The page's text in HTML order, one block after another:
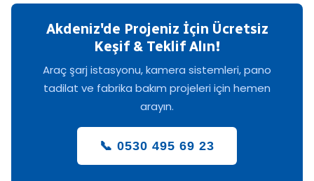
Akdeniz'de Projeniz İçin Ücretsiz
Keşif & Teklif Alın!
Araç şarj istasyonu, kamera sistemleri, pano
tadilat ve fabrika bakım projeleri için hemen
arayın.
📞 0530 495 69 23